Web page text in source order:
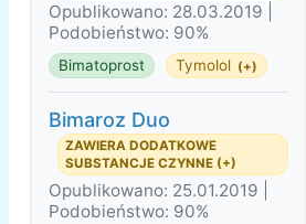
Opublikowano: 28.03.2019 |
Podobieństwo: 90%
Bimatoprost Tymolol (+)
Bimaroz Duo
ZAWIERA DODATKOWE
SUBSTANCJE CZYNNE (+)
Opublikowano: 25.01.2019 |
Podobieństwo: 90%